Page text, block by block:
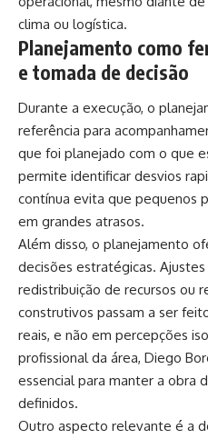
clima ou logística.
Planejamento como
e tomada de decisão
Durante a execução, o
referência para
que foi planejado com o que
permite identificar desvios
contínua evita que pequenos
em grandes atrasos.
Além disso, o planejamento
decisões estratégicas.
redistribuição de recursos ou
construtivos passam a ser
reais, e não em percepções
profissional da área, Diego
essencial para manter a obra
definidos.
Outro aspecto relevante é a